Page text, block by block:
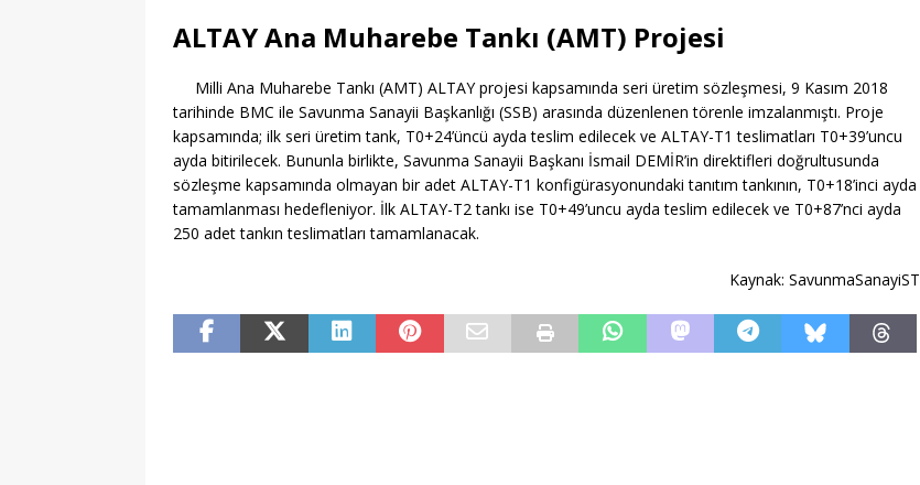
Fırsatları
GENEL
[ 06/08/2026 ] 2026-2027 Üniversite Kayıt Tarihleri ve Detayları EĞITIM
ALTAY Ana Muharebe Tankı (AMT) Projesi
Milli Ana Muharebe Tankı (AMT) ALTAY projesi kapsamında seri üretim sözleşmesi, 9 Kasım 2018
tarihinde BMC ile Savunma Sanayii Başkanlığı (SSB) arasında düzenlenen törenle imzalanmıştı. Proje
kapsamında; ilk seri üretim tank, T0+24’üncü ayda teslim edilecek ve ALTAY-T1 teslimatları T0+39’uncu
ayda bitirilecek. Bununla birlikte, Savunma Sanayii Başkanı İsmail DEMİR’in direktifleri doğrultusunda
sözleşme kapsamında olmayan bir adet ALTAY-T1 konfigürasyonundaki tanıtım tankının, T0+18’inci ayda
tamamlanması hedefleniyor. İlk ALTAY-T2 tankı ise T0+49’uncu ayda teslim edilecek ve T0+87’nci ayda
250 adet tankın teslimatları tamamlanacak.
Kaynak: SavunmaSanayiST